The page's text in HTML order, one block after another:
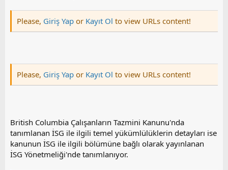
Please, Giriş Yap or Kayıt Ol to view URLs content!
Please, Giriş Yap or Kayıt Ol to view URLs content!
British Columbia Çalışanların Tazmini Kanunu'nda
tanımlanan İSG ile ilgili temel yükümlülüklerin detayları ise
kanunun İSG ile ilgili bölümüne bağlı olarak yayınlanan
İSG Yönetmeliği'nde tanımlanıyor.